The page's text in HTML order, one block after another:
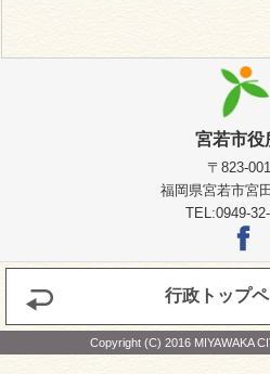
宮若市役
〒823-
福岡県宮若市宮
TEL:0949-
行政トップ
Copyright (C) 2016 MIYAWAKA